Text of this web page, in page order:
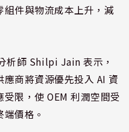
件與物流成本上升，減
師 Shilpi Jain 表示，
商將資源優先投入 AI 資
限，使 OEM 利潤空間受
價格。